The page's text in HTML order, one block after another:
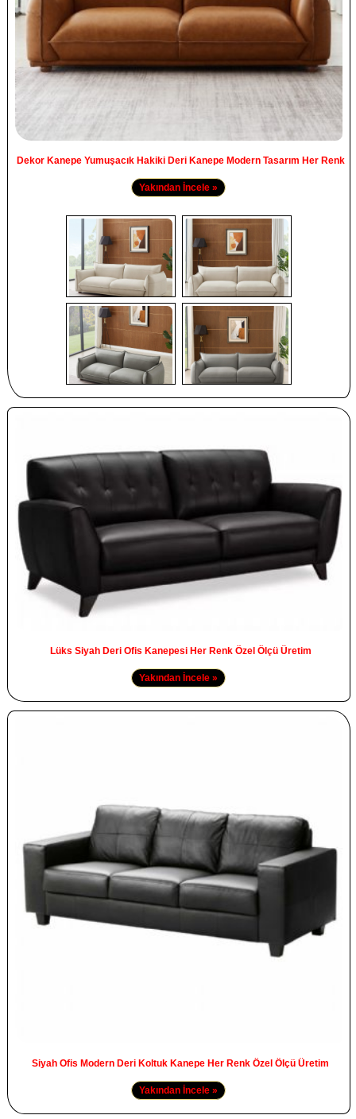
Dekor Kanepe Yumuşacık Hakiki Deri Kanepe Modern Tasarım Her Renk
Yakından İncele »
Lüks Siyah Deri Ofis Kanepesi Her Renk Özel Ölçü Üretim
Yakından İncele »
Siyah Ofis Modern Deri Koltuk Kanepe Her Renk Özel Ölçü Üretim
Yakından İncele »